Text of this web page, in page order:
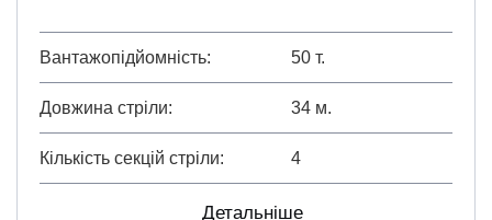
Вантажопідйомність 50 т.
Довжина стріли 34 м.
Кількість секцій стріли 4
Детальніше